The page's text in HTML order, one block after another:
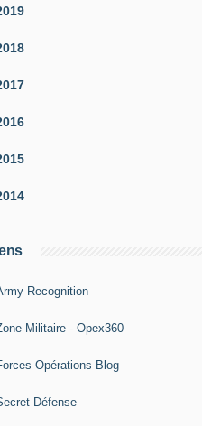
Recognition
Militaire - Opex360
Opérations Blog
Défense